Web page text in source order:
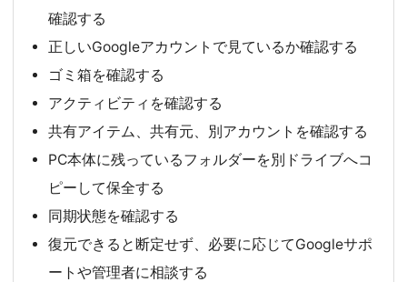
確認する
正しいGoogleアカウントで見ているか確認する
ゴミ箱を確認する
アクティビティを確認する
共有アイテム、共有元、別アカウントを確認する
PC本体に残っているフォルダーを別ドライブへコ
ピーして保全する
同期状態を確認する
復元できると断定せず、必要に応じてGoogleサポ
ートや管理者に相談する